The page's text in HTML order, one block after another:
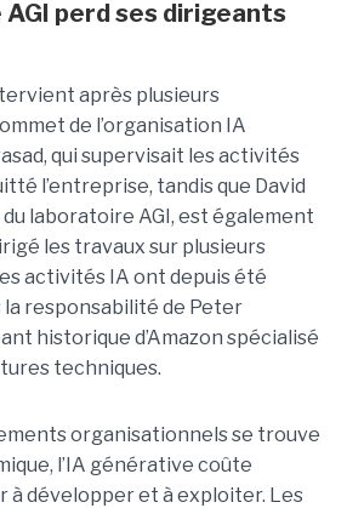
perd ses dirigeants
après plusieurs
de l’organisation IA
qui supervisait les activités
l’entreprise, tandis que David
laboratoire AGI, est également
les travaux sur plusieurs
activités IA ont depuis été
responsabilité de Peter
historique d’Amazon spécialisé
techniques.
organisationnels se trouve
l’IA générative coûte
développer et à exploiter. Les